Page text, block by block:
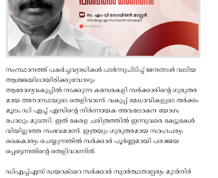
സംസ്ഥാനത്ത് പകർച്ചവ്യാധികൾ പടർന്നുപിടിച്ച് ജനങ്ങൾ വലിയ
ആശങ്കയിലായിരിക്കുമ്പോഴും
ആരോഗ്യവകുപ്പിൽ നടക്കുന്ന കസേരകളി സർക്കാരിൻ്റെ ഗുരുതര
മായ അനാസ്ഥയുടെ തെളിവാണ്. വകുപ്പ് മേധാവികളുടെ തർക്കം
മൂലം ഡി എച്ച് എസിന്റെ നിർണായക അവലോകന യോഗം
പോലും മുടങ്ങി. ഇത് കേരള ചരിത്രത്തിൽ ഇന്നുവരെ കേട്ടുകേൾ
വിയില്ലാത്ത സംഭവമാണ്. ഇത്രയും ഗുരുതരമായ സാഹചര്യം
കൈകാര്യം ചെയ്യുന്നതിൽ സർക്കാർ പൂർണ്ണമായി പരാജയ
പ്പെട്ടെന്നതിന്റെ തെളിവാണിത്.
ഡിഎച്ച്എസ് ഡയറക്ടറെ സർക്കാർ സ്വാർത്ഥതാല്പര്യം മുൻനിർ